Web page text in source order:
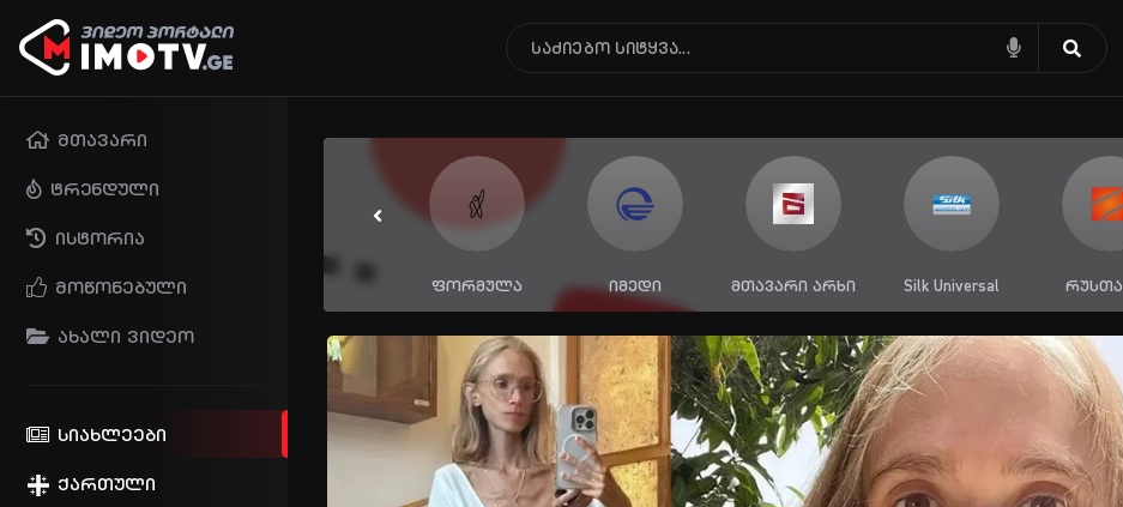
მთავარი
ტრენდული
ისტორია
მოწონებული
ახალი ვიდეო
სიახლეები
ქართული
ფორმულა იმედი მთავარი არხი Silk Universal რუსთავი 2